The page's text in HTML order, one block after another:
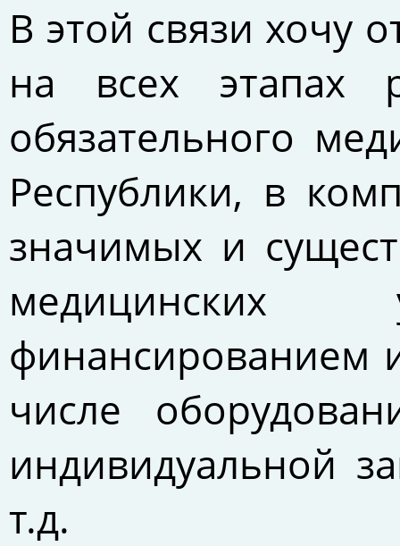
В этой связи хочу
на всех этапах
обязательного
Республики, в
значимых и
медицинских
финансированием
числе
индивидуальной
т.д.